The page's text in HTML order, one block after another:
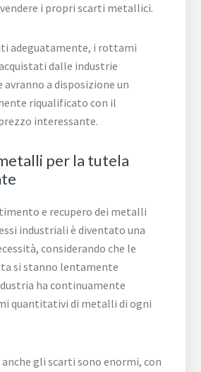
i propri scarti metallici.
adeguatamente, i rottami
dalle industrie
avranno a disposizione un
riqualificato con il
interessante.
per la tutela
e recupero dei metalli
industriali è diventato una
considerando che le
si stanno lentamente
ha continuamente
quantitativi di metalli di ogni
anche gli scarti sono enormi, con